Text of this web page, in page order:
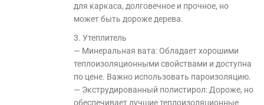
для каркаса, долговечное и прочное, но
может быть дороже дерева.
3. Утеплитель
— Минеральная вата: Обладает хорошими
теплоизоляционными свойствами и доступна
по цене. Важно использовать пароизоляцию.
— Экструдированный полистирол: Дороже, но
обеспечивает лучшие теплоизоляционные